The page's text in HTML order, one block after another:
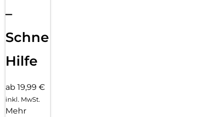
–
Schnelle
Hilfe
ab 19,99 €
inkl. MwSt.
Mehr